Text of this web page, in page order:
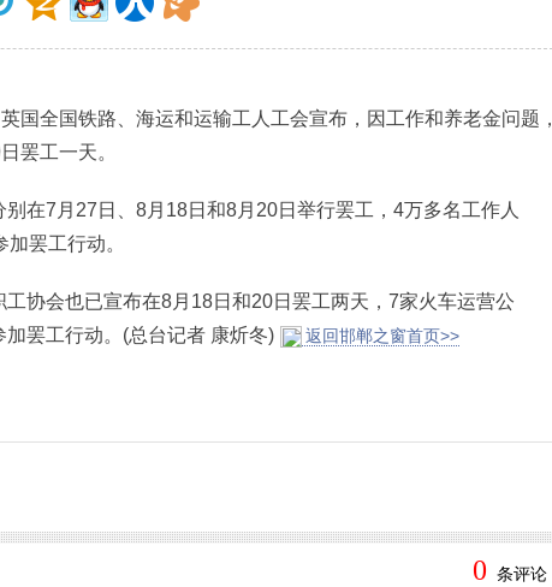
全国铁路、海运和运输工人工会宣布，因工作和养老金问题，
罢工一天。
7月27日、8月18日和8月20日举行罢工，4万多名工作人
罢工行动。
会也已宣布在8月18日和20日罢工两天，7家火车运营公
罢工行动。(总台记者 康炘冬)
返回邯郸之窗首页>>